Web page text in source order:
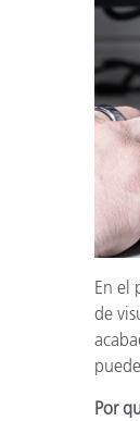
En el
de
Por